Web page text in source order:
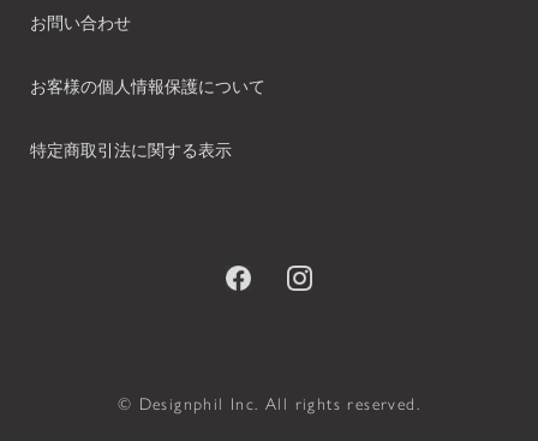
お問い合わせ
お客様の個人情報保護について
特定商取引法に関する表示
© Designphil Inc. All rights reserved.